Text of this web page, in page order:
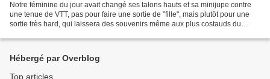
Notre féminine du jour avait changé ses talons hauts et sa minijupe contre
une tenue de VTT, pas pour faire une sortie de "fille", mais plutôt pour une
sortie très hard, qui laissera des souvenirs même aux plus costauds du
Hébergé par Overblog
Top articles